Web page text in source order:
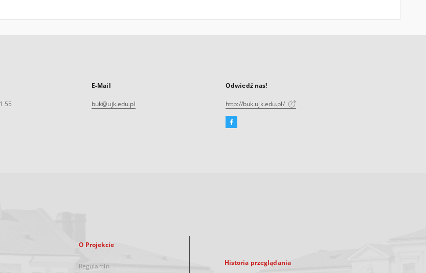
55
E-Mail
buk@ujk.edu.pl
Odwiedź nas!
http://buk.ujk.edu.pl/
Facebook
O Projekcie
Regulamin Historia przeglądania